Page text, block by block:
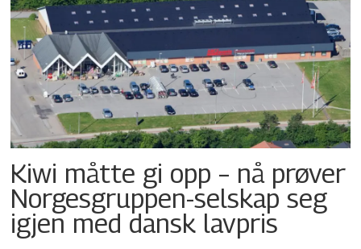
Kiwi måtte gi opp – nå prøver
Norgesgruppen-selskap seg
igjen med dansk lavpris